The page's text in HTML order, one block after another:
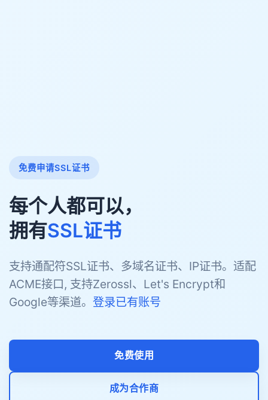
免费申请SSL证书
每个人都可以，
拥有SSL证书
支持通配符SSL证书、多域名证书、IP证书。适配
ACME接口, 支持Zerossl、Let's Encrypt和
Google等渠道。 登录已有账号
免费使用
成为合作商